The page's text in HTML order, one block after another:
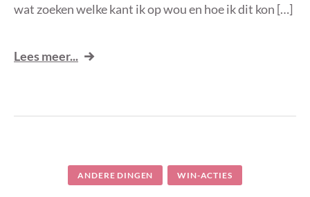
wat zoeken welke kant ik op wou en hoe ik dit kon […]
Lees meer...
ANDERE DINGEN WIN-ACTIES